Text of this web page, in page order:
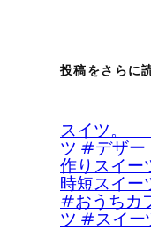
投稿をさらに
スイ
ツ #デザ
作りスイ
時短スイ
#おうちカ
ツ #スイー